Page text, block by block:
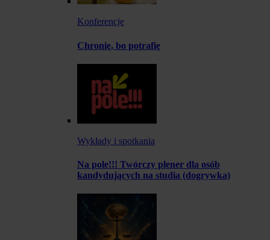
Konferencje
Chronię, bo potrafię
Wykłady i spotkania
Na pole!!! Twórczy plener dla osób
kandydujących na studia (dogrywka)